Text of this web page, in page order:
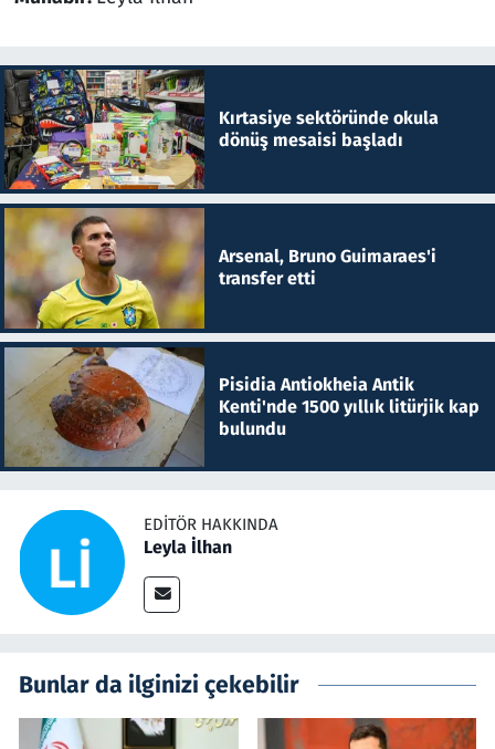
Kırtasiye sektöründe okula
dönüş mesaisi başladı
Arsenal, Bruno Guimaraes'i
transfer etti
Pisidia Antiokheia Antik
Kenti'nde 1500 yıllık litürjik kap
bulundu
EDITÖR HAKKINDA
Leyla İlhan
Bunlar da ilginizi çekebilir